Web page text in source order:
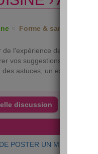
Forme & santé
de l'expérience de chacun
vos suggestions pour
astuces, un espace
discussion
POSTER UN MESSAGE